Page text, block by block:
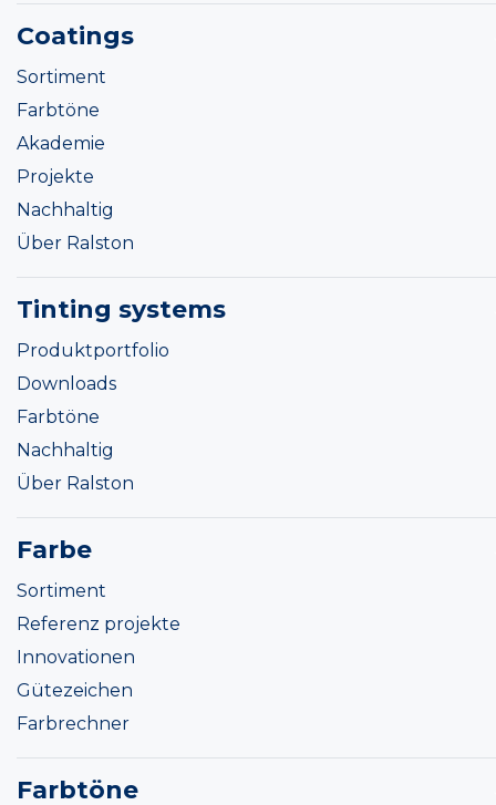
Coatings
Sortiment
Farbtöne
Akademie
Projekte
Nachhaltig
Über Ralston
Tinting systems
Produktportfolio
Downloads
Farbtöne
Nachhaltig
Über Ralston
Farbe
Sortiment
Referenz projekte
Innovationen
Gütezeichen
Farbrechner
Farbtöne